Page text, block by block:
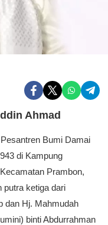
Ahmad
Bumi Damai
di Kampung
Prambon,
putra ketiga dari
dan Hj. Mahmudah
binti Abdurrahman